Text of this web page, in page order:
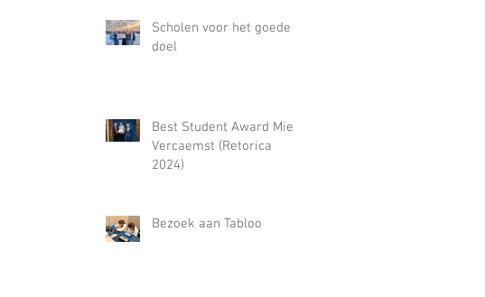
Scholen voor het goede
doel
Best Student Award Miel
Vercaemst (Retorica
2024)
Bezoek aan Tabloo